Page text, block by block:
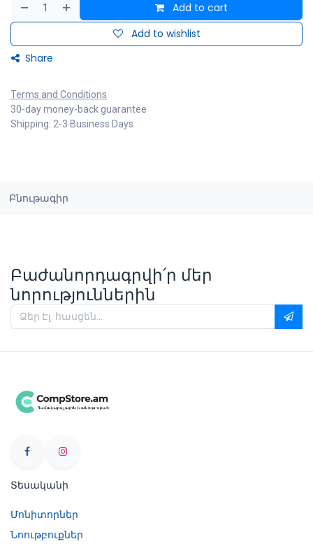
Add to cart
Add to wishlist
Share
Terms and Conditions
30-day money-back guarantee
Shipping: 2-3 Business Days
Բնութագիր
Բաժանորդագրվի՛ր մեր
նորություններին
Տեսականի
Մոնիտորներ
Նոութբուքներ